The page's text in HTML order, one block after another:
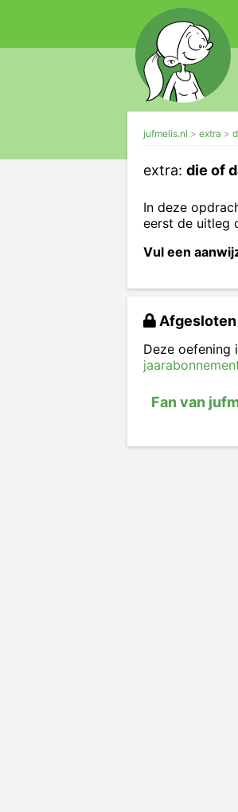
jufmelis.nl extra
extra: die of
In deze
eerst de uitleg
Vul een
Deze oefening
Fan van